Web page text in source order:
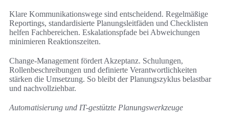
Klare Kommunikationswege sind entscheidend. Regelmäßige
Reportings, standardisierte Planungsleitfäden und Checklisten
helfen Fachbereichen. Eskalationspfade bei Abweichungen
minimieren Reaktionszeiten.
Change-Management fördert Akzeptanz. Schulungen,
Rollenbeschreibungen und definierte Verantwortlichkeiten
stärken die Umsetzung. So bleibt der Planungszyklus belastbar
und nachvollziehbar.
Automatisierung und IT-gestützte Planungswerkzeuge